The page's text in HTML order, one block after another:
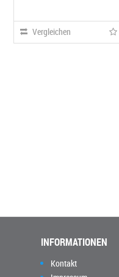
Vergleichen
INFORMATIONEN
Kontakt